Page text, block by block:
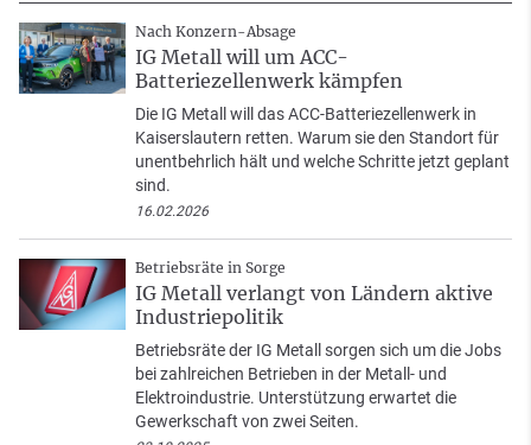
Nach Konzern-Absage
IG Metall will um ACC-
Batteriezellenwerk kämpfen
Die IG Metall will das ACC-Batteriezellenwerk in
Kaiserslautern retten. Warum sie den Standort für
unentbehrlich hält und welche Schritte jetzt geplant
sind.
16.02.2026
Betriebsräte in Sorge
IG Metall verlangt von Ländern aktive
Industriepolitik
Betriebsräte der IG Metall sorgen sich um die Jobs
bei zahlreichen Betrieben in der Metall- und
Elektroindustrie. Unterstützung erwartet die
Gewerkschaft von zwei Seiten.